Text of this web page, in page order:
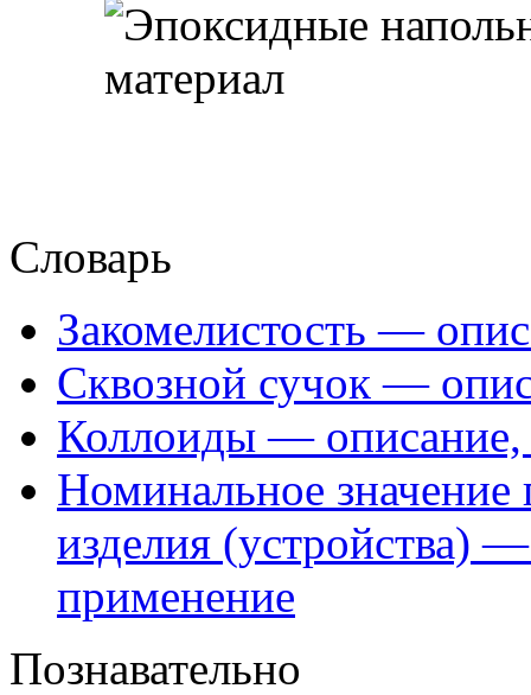
Словарь
Закомелистость —
Сквозной сучок —
Коллоиды — описание,
Номинальное значение
изделия (устройства)
применение
Познавательно